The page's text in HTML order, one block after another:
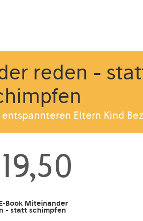
reden -
Eltern Kind
19,50
Book Miteinander
- statt schimpfen